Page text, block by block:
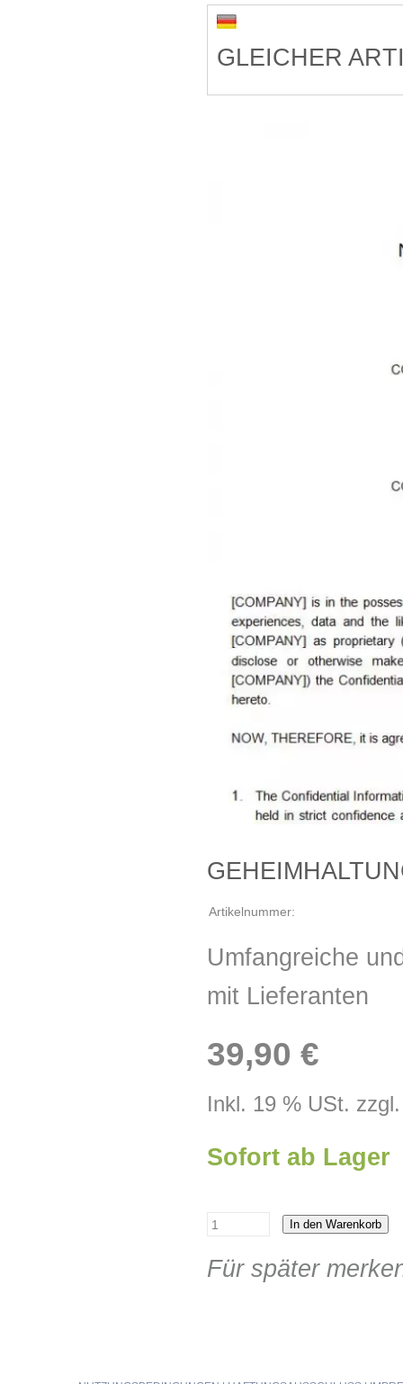
GLEICHER
Artikelnummer:
Umfangreiche
mit Lieferanten
39,90 €
Inkl. 19 % USt.
Sofort ab Lager
In den Warenkorb
Für später